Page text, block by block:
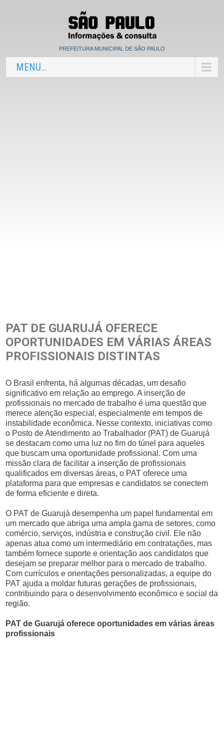
PREFEITURA MUNICIPAL DE SÃO PAULO
MENU...
PAT DE GUARUJÁ OFERECE
OPORTUNIDADES EM VÁRIAS ÁREAS
PROFISSIONAIS DISTINTAS
O Brasil enfrenta, há algumas décadas, um desafio
significativo em relação ao emprego. A inserção de
profissionais no mercado de trabalho é uma questão que
merece atenção especial, especialmente em tempos de
instabilidade econômica. Nesse contexto, iniciativas como
o Posto de Atendimento ao Trabalhador (PAT) de Guarujá
se destacam como uma luz no fim do túnel para aqueles
que buscam uma oportunidade profissional. Com uma
missão clara de facilitar a inserção de profissionais
qualificados em diversas áreas, o PAT oferece uma
plataforma para que empresas e candidatos se conectem
de forma eficiente e direta.
O PAT de Guarujá desempenha um papel fundamental em
um mercado que abriga uma ampla gama de setores, como
comércio, serviços, indústria e construção civil. Ele não
apenas atua como um intermediário em contratações, mas
também fornece suporte e orientação aos candidatos que
desejam se preparar melhor para o mercado de trabalho.
Com currículos e orientações personalizadas, a equipe do
PAT ajuda a moldar futuras gerações de profissionais,
contribuindo para o desenvolvimento econômico e social da
região.
PAT de Guarujá oferece oportunidades em várias áreas
profissionais